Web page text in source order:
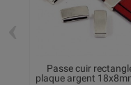
Passe cuir
plaque argent